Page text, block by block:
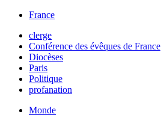
France
clerge
Conférence des évêques de France
Diocèses
Paris
Politique
profanation
Monde